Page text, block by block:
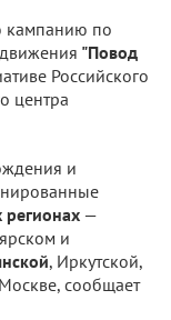
кампанию по
"Повод
Российского
центра
и
регионах —
и
, Иркутской,
сообщает